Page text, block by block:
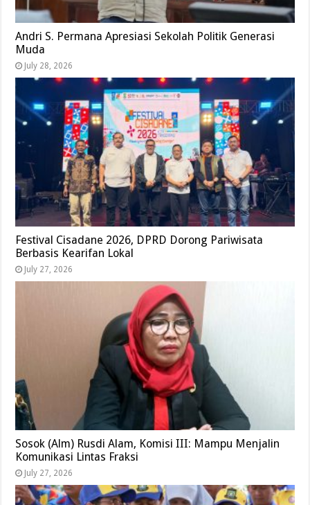
Andri S. Permana Apresiasi Sekolah Politik Generasi
Muda
July 28, 2026
Festival Cisadane 2026, DPRD Dorong Pariwisata
Berbasis Kearifan Lokal
July 27, 2026
Sosok (Alm) Rusdi Alam, Komisi III: Mampu Menjalin
Komunikasi Lintas Fraksi
July 27, 2026